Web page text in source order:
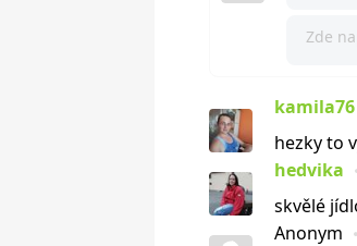
kamila76
hezky to
hedvika
skvělé
Anonym